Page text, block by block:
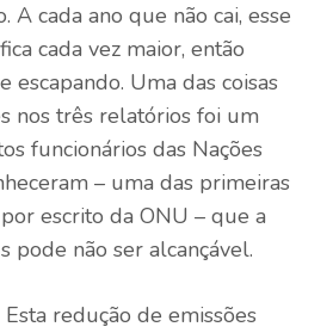
A cada ano que não cai, esse
cada vez maior, então
escapando. Uma das coisas
nos três relatórios foi um
funcionários das Nações
– uma das primeiras
escrito da ONU – que a
pode não ser alcançável.
Esta redução de emissões